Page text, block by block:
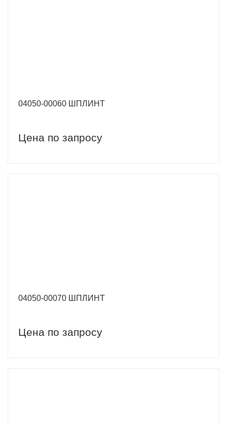
04050-00060 ШПЛИНТ
Цена по запросу
04050-00070 ШПЛИНТ
Цена по запросу